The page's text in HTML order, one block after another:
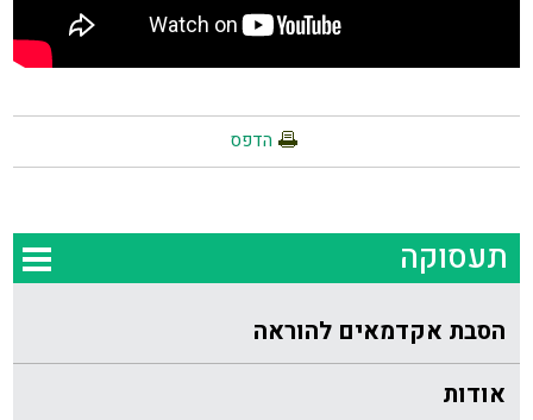
הדפס
תעסוקה
הסבת אקדמאים להוראה
אודות